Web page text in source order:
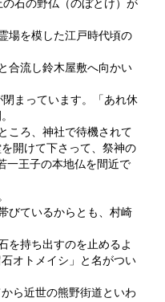
石の野仏（のぼとけ）が
場を模した江戸時代頃の
合流し鈴木屋敷へ向かい
まっています。「あれ休
ころ、神社で待機されて
開けて下さって、祭神の
一王子の本地仏を間近で
びているからとも、村崎
を持ち出すのを止めるよ
オトメイシ」と名がつい
ら近世の熊野街道といわ